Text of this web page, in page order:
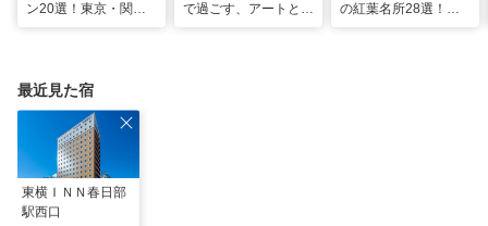
ン20選！東京・関東
で過ごす、アートとム
の紅葉名所28選！
最近見た宿
東横ＩＮＮ春日部
駅西口